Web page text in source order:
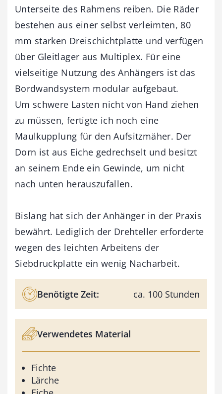
Unterseite des Rahmens reiben. Die Räder
bestehen aus einer selbst verleimten, 80
mm starken Dreischichtplatte und verfügen
über Gleitlager aus Multiplex. Für eine
vielseitige Nutzung des Anhängers ist das
Bordwandsystem modular aufgebaut.
Um schwere Lasten nicht von Hand ziehen
zu müssen, fertigte ich noch eine
Maulkupplung für den Aufsitzmäher. Der
Dorn ist aus Eiche gedrechselt und besitzt
an seinem Ende ein Gewinde, um nicht
nach unten herauszufallen.
Bislang hat sich der Anhänger in der Praxis
bewährt. Lediglich der Drehteller erforderte
wegen des leichten Arbeitens der
Siebdruckplatte ein wenig Nacharbeit.
Benötigte Zeit: ca. 100 Stunden
Verwendetes Material
Fichte
Lärche